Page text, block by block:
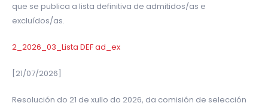
que se publica a lista definitiva de admitidos/as e
excluídos/as.
2_2026_03_Lista DEF ad_ex
[21/07/2026]
Resolución do 21 de xullo do 2026, da comisión de selección